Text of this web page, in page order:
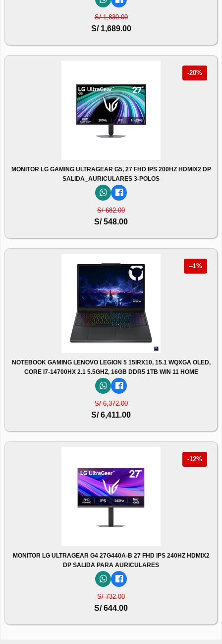
S/ 1,830.00
S/ 1,689.00
-20%
MONITOR LG GAMING ULTRAGEAR G5, 27 FHD IPS 200HZ HDMIX2 DP
SALIDA_AURICULARES 3-POLOS
S/ 682.00
S/ 548.00
--1%
NOTEBOOK GAMING LENOVO LEGION 5 15IRX10, 15.1 WQXGA OLED,
CORE I7-14700HX 2.1 5.5GHZ, 16GB DDR5 1TB WIN 11 HOME
S/ 6,372.00
S/ 6,411.00
-12%
MONITOR LG ULTRAGEAR G4 27G440A-B 27 FHD IPS 240HZ HDMIX2
DP SALIDA PARA AURICULARES
S/ 732.00
S/ 644.00